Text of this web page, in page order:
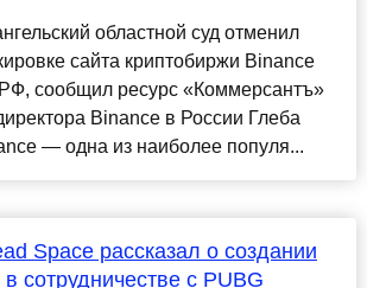
областной суд отменил
сайта криптобиржи Binance
сообщил ресурс «Коммерсантъ»
Binance в России Глеба
— одна из наиболее популя...
Space рассказал о создании
сотрудничестве с PUBG